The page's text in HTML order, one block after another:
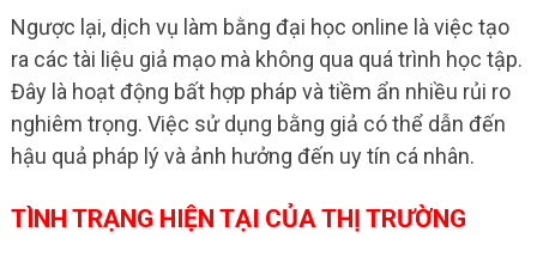
Ngược lại, dịch vụ làm bằng đại học online là việc tạo
ra các tài liệu giả mạo mà không qua quá trình học tập.
Đây là hoạt động bất hợp pháp và tiềm ẩn nhiều rủi ro
nghiêm trọng. Việc sử dụng bằng giả có thể dẫn đến
hậu quả pháp lý và ảnh hưởng đến uy tín cá nhân.
TÌNH TRẠNG HIỆN TẠI CỦA THỊ TRƯỜNG